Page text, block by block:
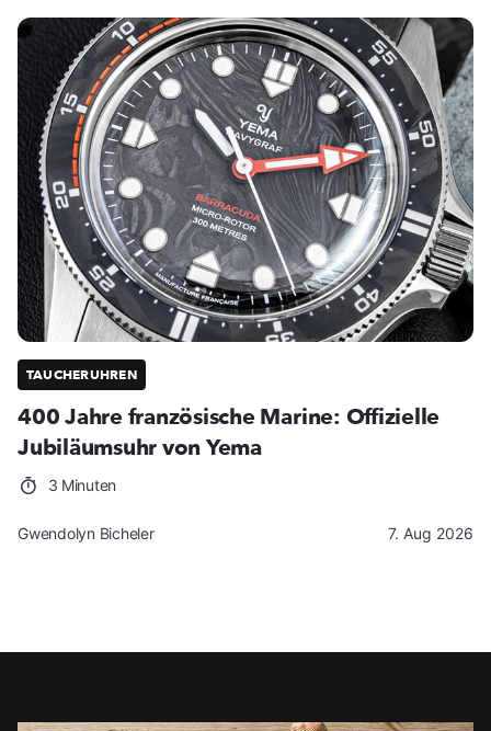
TAUCHERUHREN
400 Jahre französische Marine: Offizielle
Jubiläumsuhr von Yema
3 Minuten
Gwendolyn Bicheler 7. Aug 2026